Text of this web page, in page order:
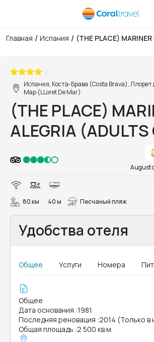
Главная / Испания / (THE PLACE)
Испания, Коста-Брава (Costa Brava), Ллорет
Мар (LLoret De Mar)
(THE PLACE)
ALEGRIA (ADULTS
21+)
August
80 км 40 м Песчаный пляж
Удобства отеля
Общее Услуги Номера
Общее
Дата основания :1981
Последняя реновация :2014 (Только в
Общая площадь :2 500 кв.м.